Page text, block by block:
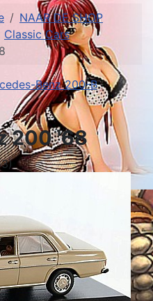
NAAR DE SHOP
Classic Cars
Benz 200-B
200 '68